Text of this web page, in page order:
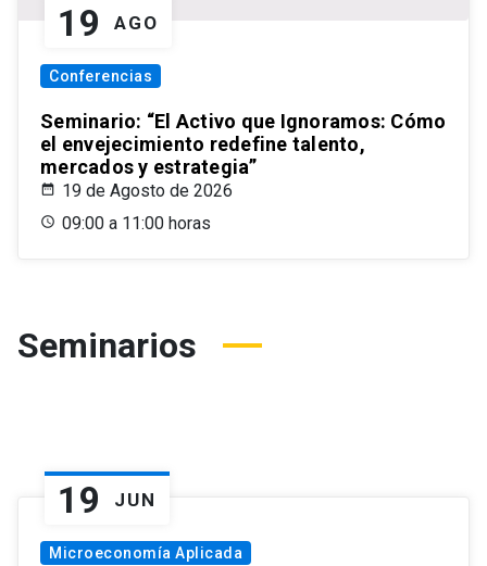
19 AGO
Conferencias
Seminario: “El Activo que Ignoramos: Cómo
el envejecimiento redefine talento,
mercados y estrategia”
19 de Agosto de 2026
09:00 a 11:00 horas
Seminarios
19 JUN
Microeconomía Aplicada